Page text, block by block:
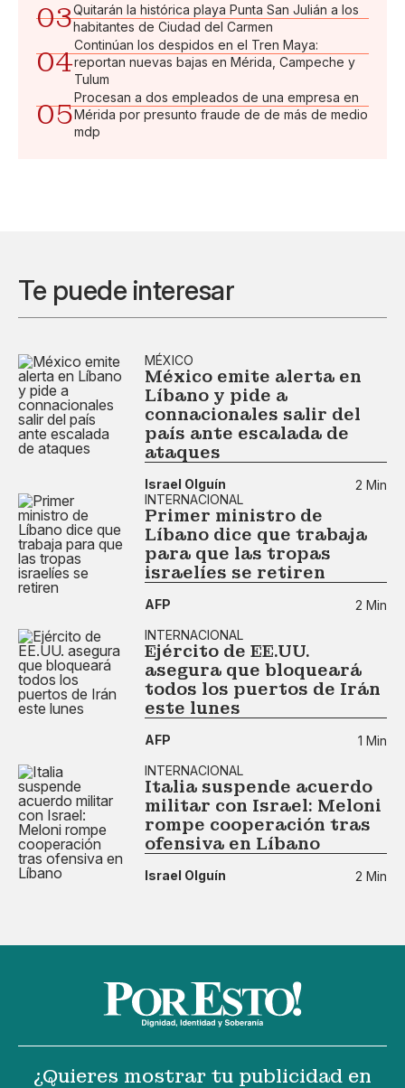
03Quitarán la histórica playa Punta San Julián a los
habitantes de Ciudad del Carmen
04
Continúan los despidos en el Tren Maya:
reportan nuevas bajas en Mérida, Campeche y
Tulum
05
Procesan a dos empleados de una empresa en
Mérida por presunto fraude de de más de medio
mdp
Te puede interesar
MÉXICO
México emite alerta en
Líbano y pide a
connacionales salir del
país ante escalada de
ataques
Israel Olguín
2 Min
INTERNACIONAL
Primer ministro de
Líbano dice que trabaja
para que las tropas
israelíes se retiren
AFP
2 Min
INTERNACIONAL
Ejército de EE.UU.
asegura que bloqueará
todos los puertos de Irán
este lunes
AFP
1 Min
INTERNACIONAL
Italia suspende acuerdo
militar con Israel: Meloni
rompe cooperación tras
ofensiva en Líbano
Israel Olguín 2 Min
¿Quieres mostrar tu publicidad en